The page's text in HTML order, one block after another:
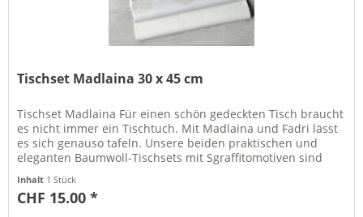
Tischset Madlaina 30 x 45 cm
Tischset Madlaina Für einen schön gedeckten Tisch braucht
es nicht immer ein Tischtuch. Mit Madlaina und Fadri lässt
es sich genauso tafeln. Unsere beiden praktischen und
eleganten Baumwoll-Tischsets mit Sgraffitomotiven sind
Inhalt 1 Stück
CHF 15.00 *